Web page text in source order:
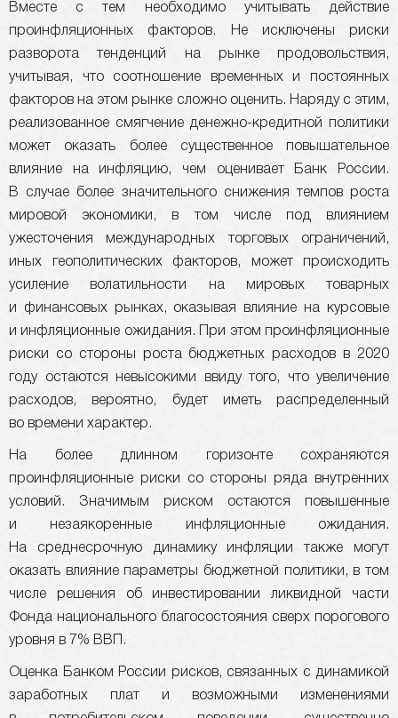
Вместе с тем необходимо учитывать действие
проинфляционных факторов. Не исключены риски
разворота тенденций на рынке продовольствия,
учитывая, что соотношение временных и постоянных
факторов на этом рынке сложно оценить. Наряду с этим,
реализованное смягчение денежно-кредитной политики
может оказать более существенное повышательное
влияние на инфляцию, чем оценивает Банк России.
В случае более значительного снижения темпов роста
мировой экономики, в том числе под влиянием
ужесточения международных торговых ограничений,
иных геополитических факторов, может происходить
усиление волатильности на мировых товарных
и финансовых рынках, оказывая влияние на курсовые
и инфляционные ожидания. При этом проинфляционные
риски со стороны роста бюджетных расходов в 2020
году остаются невысокими ввиду того, что увеличение
расходов, вероятно, будет иметь распределенный
во времени характер.
На более длинном горизонте сохраняются
проинфляционные риски со стороны ряда внутренних
условий. Значимым риском остаются повышенные
и незаякоренные инфляционные ожидания.
На среднесрочную динамику инфляции также могут
оказать влияние параметры бюджетной политики, в том
числе решения об инвестировании ликвидной части
Фонда национального благосостояния сверх порогового
уровня в 7% ВВП.
Оценка Банком России рисков, связанных с динамикой
заработных плат и возможными изменениями